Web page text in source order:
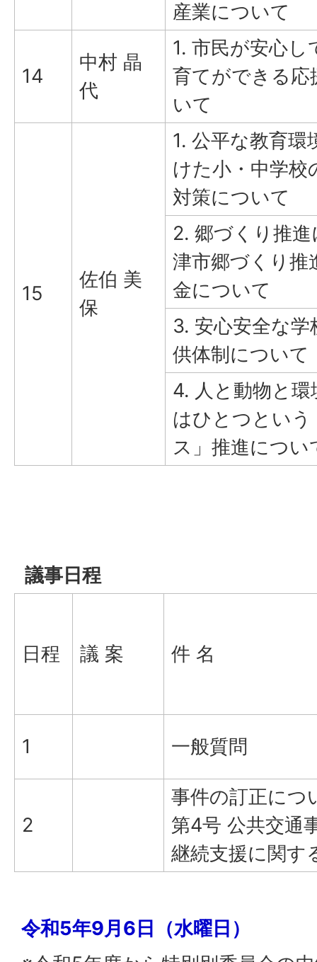
産業について
14
中村 晶
代
1. 市民が安心し
育てができる応
いて
15
佐伯 美
保
1. 公平な教育環
けた小・中学校
対策について
2. 郷づくり推
津市郷づくり推
金について
3. 安心安全な学
供体制について
4. 人と動物と環
はひとつとい
ス」推進につい
議事日程
日程 議 案 件 名
1 一般質問
2
事件の訂正につ
第4号 公共交通
継続支援に関す
令和5年9月6日（水曜日）